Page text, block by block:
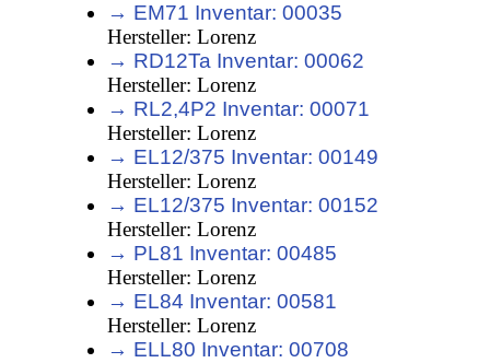
→ EM71 Inventar: 00035
Hersteller: Lorenz
→ RD12Ta Inventar: 00062
Hersteller: Lorenz
→ RL2,4P2 Inventar: 00071
Hersteller: Lorenz
→ EL12/375 Inventar: 00149
Hersteller: Lorenz
→ EL12/375 Inventar: 00152
Hersteller: Lorenz
→ PL81 Inventar: 00485
Hersteller: Lorenz
→ EL84 Inventar: 00581
Hersteller: Lorenz
→ ELL80 Inventar: 00708